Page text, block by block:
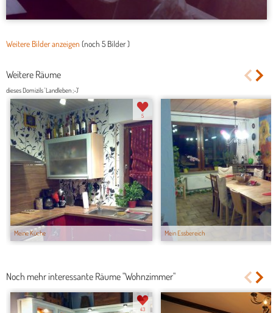
Weitere Bilder anzeigen (noch 5 Bilder)
Weitere Räume
dieses Domizils 'Landleben ;-)'
Meine Küche
5
Mein Essbereich
Noch mehr interessante Räume "Wohnzimmer"
43